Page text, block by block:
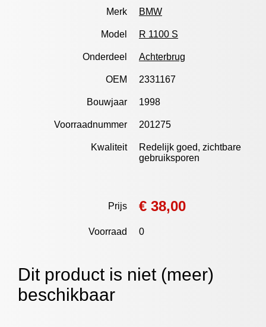
Merk BMW
Model R 1100 S
Onderdeel Achterbrug
OEM 2331167
Bouwjaar 1998
Voorraadnummer 201275
Kwaliteit
Redelijk goed, zichtbare
gebruiksporen
Prijs € 38,00
Voorraad 0
Dit product is niet (meer)
beschikbaar